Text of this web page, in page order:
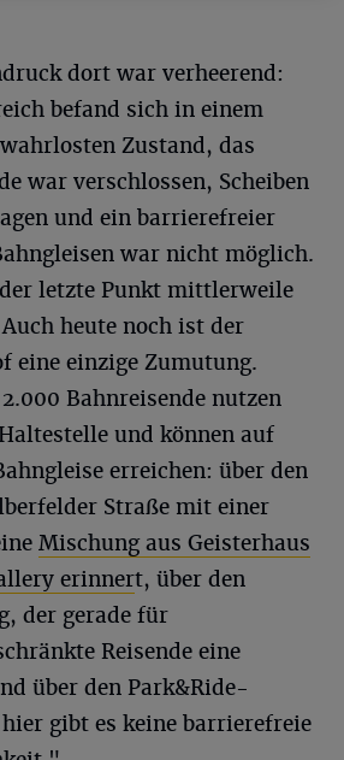
dort war verheerend:
befand sich in einem
Zustand, das
war verschlossen, Scheiben
und ein barrierefreier
war nicht möglich.
letzte Punkt mittlerweile
heute noch ist der
eine einzige Zumutung.
Bahnreisende nutzen
und können auf
erreichen: über den
Straße mit einer
Mischung aus Geisterhaus
erinnert, über den
der gerade für
Reisende eine
über den Park&Ride-
gibt es keine barrierefreie